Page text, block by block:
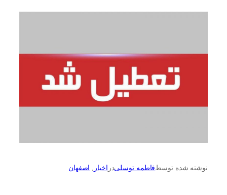
نوشته شده توسطفاطمه توسلیدر اخبار اصفهان